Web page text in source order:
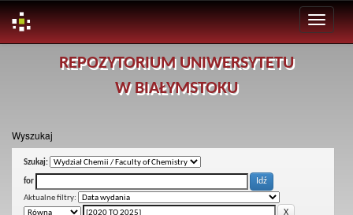
REPOZYTORIUM UNIWERSYTETU
W BIAŁYMSTOKU
Wyszukaj
Szukaj:
for
Aktualne filtry: